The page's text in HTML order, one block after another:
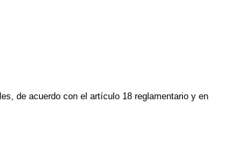
de acuerdo con el artículo 18 reglamentario y en